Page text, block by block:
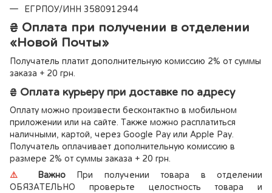
ЕГРПОУ/ИНН 3580912944
₴ Оплата при получении в отделении
«Новой Почты»
Получатель платит дополнительную комиссию 2% от суммы
заказа + 20 грн.
₴ Оплата курьеру при доставке по адресу
Оплату можно произвести бесконтактно в мобильном
приложении или на сайте. Также можно расплатиться
наличными, картой, через Google Pay или Apple Pay.
Получатель оплачивает дополнительную комиссию в
размере 2% от суммы заказа + 20 грн.
⚠️
ВажноПри получении товара в отделении
ОБЯЗАТЕЛЬНО проверьте целостность товара и